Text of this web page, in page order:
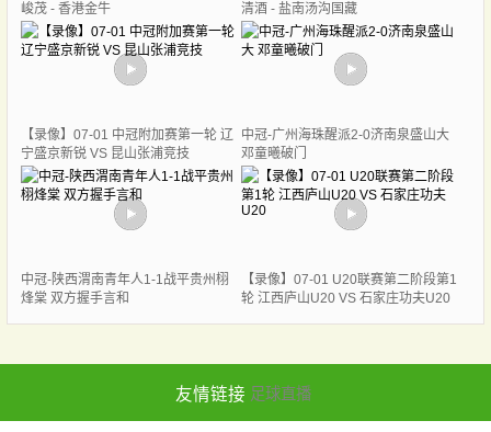
峻茂 - 香港金牛
清酒 - 盐南汤沟国藏
【录像】07-01 中冠附加赛第一轮 辽
宁盛京新锐 VS 昆山张浦竞技
中冠-广州海珠醒派2-0济南泉盛山大
邓童曦破门
中冠-陕西渭南青年人1-1战平贵州栩
烽棠 双方握手言和
【录像】07-01 U20联赛第二阶段第1
轮 江西庐山U20 VS 石家庄功夫U20
友情链接 足球直播